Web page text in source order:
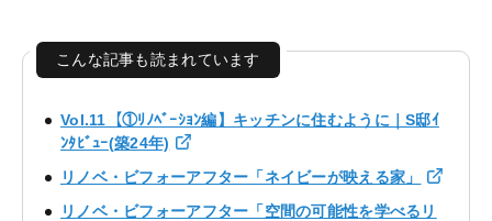
こんな記事も読まれています
Vol.11【①ﾘﾉﾍﾞｰｼｮﾝ編】キッチンに住むように｜S邸ｲ
ﾝﾀﾋﾞｭｰ(築24年)
リノベ・ビフォーアフター「ネイビーが映える家」
リノベ・ビフォーアフター「空間の可能性を学べるリ